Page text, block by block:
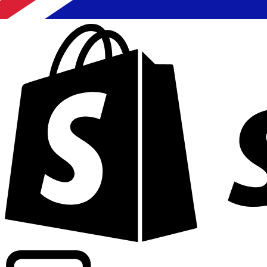
Commerciële tarieven leveren bij 300+ bedrijven